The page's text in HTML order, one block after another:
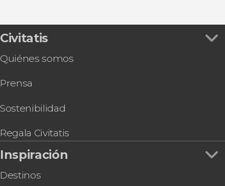
Catedral de San Pablo
Tower Bridge
Estudios de Harry Potter de Londres
Autobuses turísticos en Londres
Tarjetas turísticas en Londres
Musicales en Londres
Ruta de Harry Potter por el centro de Londres
Visita guiada por el Museo de Historia Natural
Tour del Emirates Stadium
FC
Torre de Londres y Joyas de la Corona + Palacio
Entradas al Sky Garden a primera hora + Café y
dulce
Entradas para The View from The Shard
Civitatis
Quiénes somos
Prensa
Sostenibilidad
Regala Civitatis
Inspiración
Destinos